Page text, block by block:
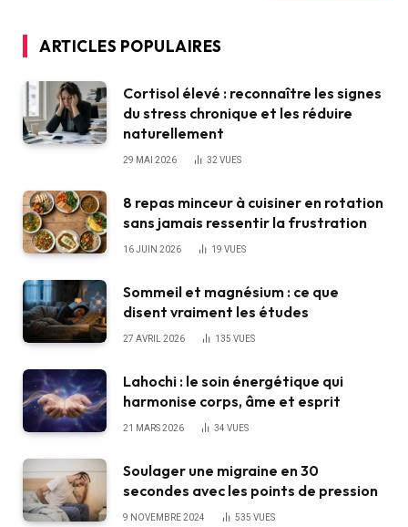
ARTICLES POPULAIRES
Cortisol élevé : reconnaître les signes
du stress chronique et les réduire
naturellement
29 MAI 2026 32 VUES
8 repas minceur à cuisiner en rotation
sans jamais ressentir la frustration
16 JUIN 2026 19 VUES
Sommeil et magnésium : ce que
disent vraiment les études
27 AVRIL 2026 135 VUES
Lahochi : le soin énergétique qui
harmonise corps, âme et esprit
21 MARS 2026 34 VUES
Soulager une migraine en 30
secondes avec les points de pression
9 NOVEMBRE 2024 535 VUES